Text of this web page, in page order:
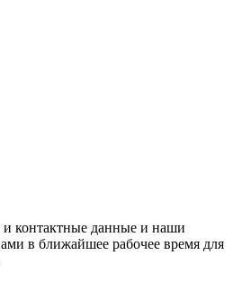
контактные данные и наши
в ближайшее рабочее время для